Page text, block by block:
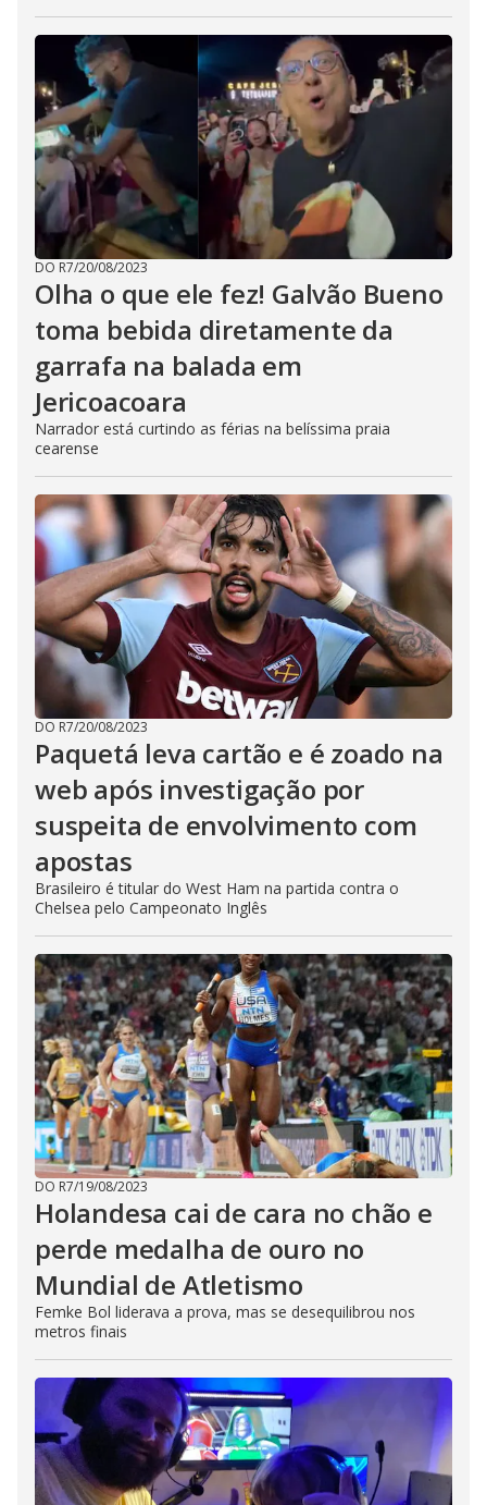
DO R7/20/08/2023
Olha o que ele fez! Galvão Bueno
toma bebida diretamente da
garrafa na balada em
Jericoacoara
Narrador está curtindo as férias na belíssima praia
cearense
DO R7/20/08/2023
Paquetá leva cartão e é zoado na
web após investigação por
suspeita de envolvimento com
apostas
Brasileiro é titular do West Ham na partida contra o
Chelsea pelo Campeonato Inglês
DO R7/19/08/2023
Holandesa cai de cara no chão e
perde medalha de ouro no
Mundial de Atletismo
Femke Bol liderava a prova, mas se desequilibrou nos
metros finais